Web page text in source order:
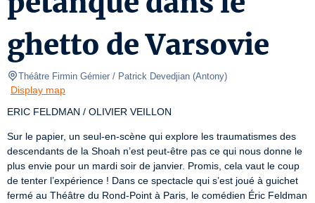
ghetto de Varsovie
Théâtre Firmin Gémier / Patrick Devedjian (Antony)
Display map
ERIC FELDMAN / OLIVIER VEILLON
Sur le papier, un seul-en-scène qui explore les traumatismes des
descendants de la Shoah n’est peut-être pas ce qui nous donne le
plus envie pour un mardi soir de janvier. Promis, cela vaut le coup
de tenter l’expérience ! Dans ce spectacle qui s’est joué à guichet
fermé au Théâtre du Rond-Point à Paris, le comédien Éric Feldman